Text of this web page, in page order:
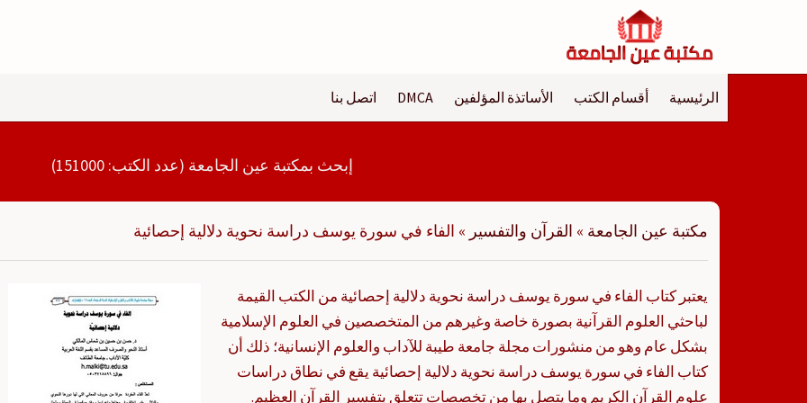
الرئيسية أقسام الكتب الأساتذة المؤلفين DMCA اتصل بنا
إبحث بمكتبة عين الجامعة (عدد الكتب: 151000)
مكتبة عين الجامعة » القرآن والتفسير » الفاء في سورة يوسف دراسة نحوية دلالية إحصائية
يعتبر كتاب الفاء في سورة يوسف دراسة نحوية دلالية إحصائية من الكتب القيمة
لباحثي العلوم القرآنية بصورة خاصة وغيرهم من المتخصصين في العلوم الإسلامية
بشكل عام وهو من منشورات مجلة جامعة طيبة للآداب والعلوم الإنسانية؛ ذلك أن
كتاب الفاء في سورة يوسف دراسة نحوية دلالية إحصائية يقع في نطاق دراسات
علوم القرآن الكريم وما يتصل بها من تخصصات تتعلق بتفسير القرآن العظيم.